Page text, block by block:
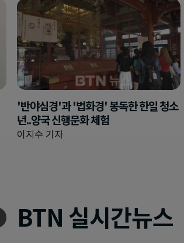
'반야심경'과 '법화경' 봉독한 한일 청소
년..양국 신행문화 체험
이지수 기자
BTN 실시간뉴스